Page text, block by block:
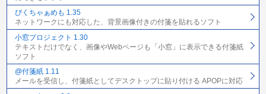
ぴくちゃぁめも 1.35
ネットワークにも対応した、背景画像付きの付箋を貼れるソフト
小窓プロジェクト 1.30
テキストだけでなく、画像やWebページも「小窓」に表示できる付箋紙
ソフト
@付箋紙 1.11
メールを受信し、付箋紙としてデスクトップに貼り付ける APOPに対応